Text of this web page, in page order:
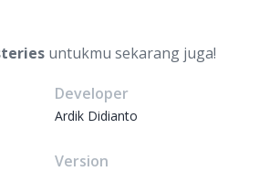
untukmu sekarang juga!
Developer
Ardik Didianto
Version